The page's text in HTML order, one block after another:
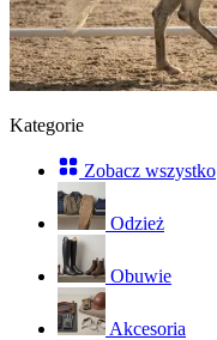
Kategorie
Zobacz wszystko
Odzież
Obuwie
Akcesoria